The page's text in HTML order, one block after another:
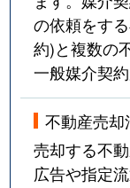
の依頼をす
約)と複数の
一般媒介契約
不動産売却
売却する不
広告や指定